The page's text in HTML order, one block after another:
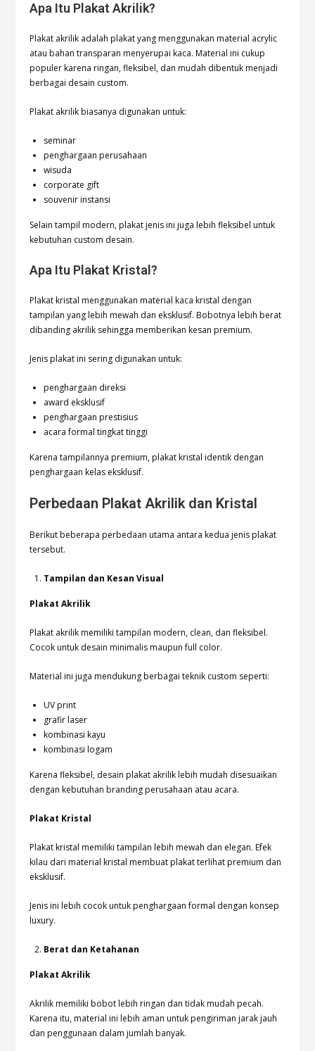
Apa Itu Plakat Akrilik?
Plakat akrilik adalah plakat yang menggunakan material acrylic
atau bahan transparan menyerupai kaca. Material ini cukup
populer karena ringan, fleksibel, dan mudah dibentuk menjadi
berbagai desain custom.
Plakat akrilik biasanya digunakan untuk:
seminar
penghargaan perusahaan
wisuda
corporate gift
souvenir instansi
Selain tampil modern, plakat jenis ini juga lebih fleksibel untuk
kebutuhan custom desain.
Apa Itu Plakat Kristal?
Plakat kristal menggunakan material kaca kristal dengan
tampilan yang lebih mewah dan eksklusif. Bobotnya lebih berat
dibanding akrilik sehingga memberikan kesan premium.
Jenis plakat ini sering digunakan untuk:
penghargaan direksi
award eksklusif
penghargaan prestisius
acara formal tingkat tinggi
Karena tampilannya premium, plakat kristal identik dengan
penghargaan kelas eksklusif.
Perbedaan Plakat Akrilik dan Kristal
Berikut beberapa perbedaan utama antara kedua jenis plakat
tersebut.
Tampilan dan Kesan Visual
Plakat Akrilik
Plakat akrilik memiliki tampilan modern, clean, dan fleksibel.
Cocok untuk desain minimalis maupun full color.
Material ini juga mendukung berbagai teknik custom seperti:
UV print
grafir laser
kombinasi kayu
kombinasi logam
Karena fleksibel, desain plakat akrilik lebih mudah disesuaikan
dengan kebutuhan branding perusahaan atau acara.
Plakat Kristal
Plakat kristal memiliki tampilan lebih mewah dan elegan. Efek
kilau dari material kristal membuat plakat terlihat premium dan
eksklusif.
Jenis ini lebih cocok untuk penghargaan formal dengan konsep
luxury.
Berat dan Ketahanan
Plakat Akrilik
Akrilik memiliki bobot lebih ringan dan tidak mudah pecah.
Karena itu, material ini lebih aman untuk pengiriman jarak jauh
dan penggunaan dalam jumlah banyak.